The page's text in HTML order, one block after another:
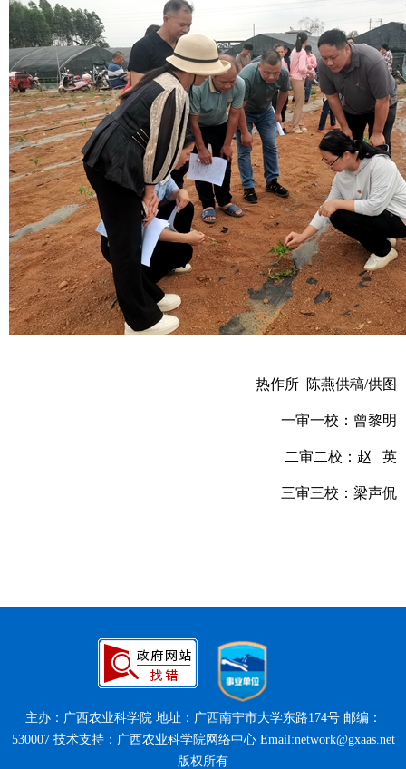
热作所 陈燕供稿/供图
一审一校：曾黎明
二审二校：赵 英
三审三校：梁声侃
主办：广西农业科学院 地址：广西南宁市大学东路174号 邮编：
530007 技术支持：广西农业科学院网络中心 Email:network@gxaas.net
版权所有